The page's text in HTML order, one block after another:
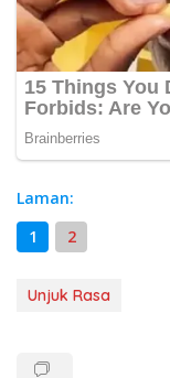
Laman:
1
2
Unjuk Rasa